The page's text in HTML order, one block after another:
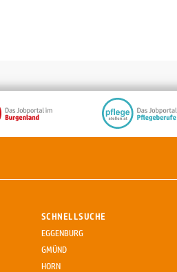
SCHNELLSUCHE
EGGENBURG
GMÜND
HORN